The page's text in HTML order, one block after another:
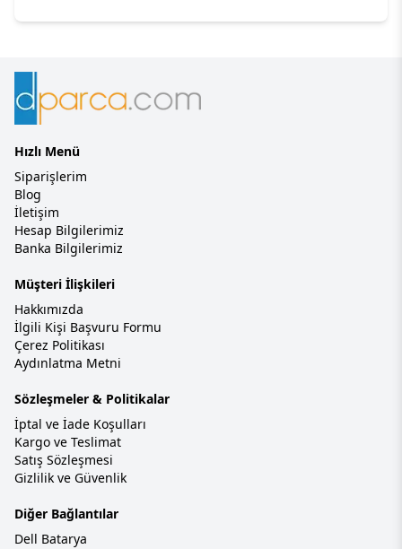
Hızlı Menü
Siparişlerim
Blog
İletişim
Hesap Bilgilerimiz
Banka Bilgilerimiz
Müşteri İlişkileri
Hakkımızda
İlgili Kişi Başvuru Formu
Çerez Politikası
Aydınlatma Metni
Sözleşmeler & Politikalar
İptal ve İade Koşulları
Kargo ve Teslimat
Satış Sözleşmesi
Gizlilik ve Güvenlik
Diğer Bağlantılar
Dell Batarya